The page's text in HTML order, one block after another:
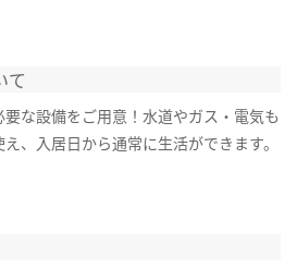
て
要な設備をご用意！水道やガス・電気も
、入居日から通常に生活ができます。